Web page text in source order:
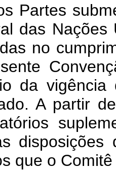
Partes
das
no
da vigência
A partir
disposições
que o